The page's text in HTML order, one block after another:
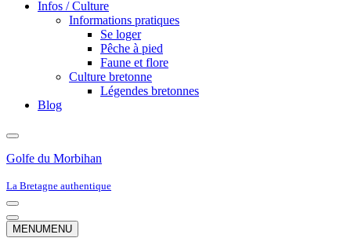
Infos / Culture
Informations pratiques
Se loger
Pêche à pied
Faune et flore
Culture bretonne
Légendes bretonnes
Blog
Golfe du Morbihan
La Bretagne authentique
Menu
de
navigation
Menu
de
MENUMENU